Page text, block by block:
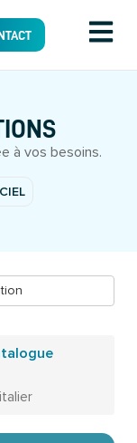
à vos besoins.